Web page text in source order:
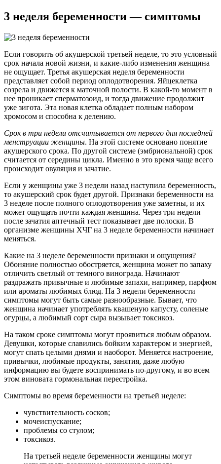
3 неделя беременности — симптомы
Если говорить об акушерской третьей неделе, то это условный
срок начала новой жизни, и какие-либо изменения женщина
не ощущает. Третья акушерская неделя беременности
представляет собой период оплодотворения. Яйцеклетка
созрела и движется к маточной полости. В какой-то момент в
нее проникает сперматозоид, и тогда движение продолжит
уже зигота. Эта новая клетка обладает полным набором
хромосом и способна к делению.
Срок в три недели отсчитывается от первого дня последней
менструации женщины. На этой системе основано понятие
акушерского срока. По другой системе (эмбриональной) срок
считается от середины цикла. Именно в это время чаще всего
происходит овуляция и зачатие.
Если у женщины уже 3 недели назад наступила беременность,
то акушерский срок будет другой. Признаки беременности на
3 неделе после полного оплодотворения уже заметны, и их
может ощущать почти каждая женщина. Через три недели
после зачатия аптечный тест показывает две полоски. В
организме женщины ХЧГ на 3 неделе беременности начинает
меняться.
Какие на 3 неделе беременности признаки и ощущения?
Обоняние полностью обостряется, женщина может по запаху
отличить светлый от темного винограда. Начинают
раздражать привычные и любимые запахи, например, парфюм
или ароматы любимых блюд. На 3 недели беременности
симптомы могут быть самые разнообразные. Бывает, что
женщина начинает употреблять квашеную капусту, соленые
огурцы, а любимый сорт сыра вызывает токсикоз.
На таком сроке симптомы могут проявиться любым образом.
Девушки, которые славились бойким характером и энергией,
могут спать целыми днями и наоборот. Меняется настроение,
привычки, любимые продукты, занятия, даже любую
информацию вы будете воспринимать по-другому, и во всем
этом виновата гормональная перестройка.
Симптомы во время беременности на третьей неделе:
чувствительность сосков;
мочеиспускание;
проблемы со стулом;
токсикоз.
На третьей неделе беременности женщины могут